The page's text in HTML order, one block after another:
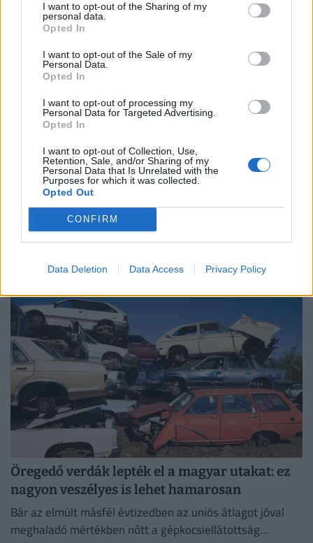
I want to opt-out of the Sharing of my
personal data.
Opted In
I want to opt-out of the Sale of my
Personal Data.
Opted In
I want to opt-out of processing my
Personal Data for Targeted Advertising.
Opted In
I want to opt-out of Collection, Use,
Retention, Sale, and/or Sharing of my
Personal Data that Is Unrelated with the
Purposes for which it was collected.
Opted Out
CONFIRM
Data Deletion Data Access Privacy Policy
drasztikusan, több mint 30 százalékkal nőtt az elmúlt egy
évben.
Most futott be: nagyot zuhan hamarosan a 95-
ös benzin ára, eddig kell várni a tankolással
forinttal lesz kevesebb, mint eddig volt. Az ok: a kedvező
Öregedő verdák lepték el a magyar utakat: ez
nagyon veszélyes is lehet hamarosan
Bár az elmúlt másfél évtizedben az uniós átlagot jóval
meghaladó mértékben nőtt a gépkocsiellátottság